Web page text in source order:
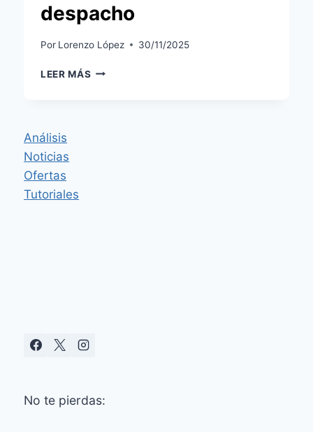
despacho
Por Lorenzo López 30/11/2025
LEER MÁS ANÁLISIS
Análisis
Noticias
Ofertas
Tutoriales
No te pierdas: